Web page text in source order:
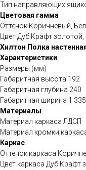
Тип направляющих
Цветовая гамма
Оттенок Коричневый,
Цвет Дуб Крафт
Хилтон Полка
Характеристики
Размеры (мм)
Габаритная высота 192
Габаритная глубина 240
Габаритная ширина 1 335
Материалы
Материал каркаса ЛДСП
Материал кромки
Каркас
Оттенок каркаса
Цвет каркаса Дуб Крафт